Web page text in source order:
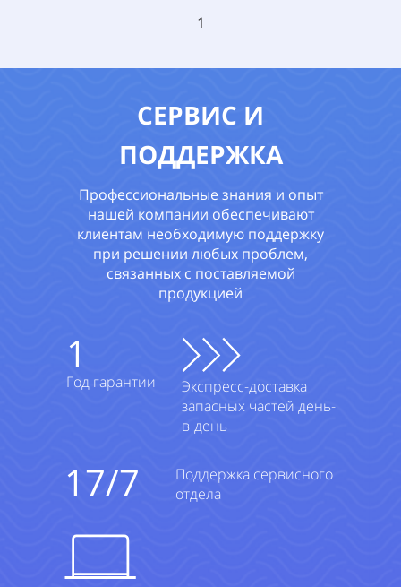
1
СЕРВИС И
ПОДДЕРЖКА
Профессиональные знания и опыт
нашей компании обеспечивают
клиентам необходимую поддержку
при решении любых проблем,
связанных с поставляемой
продукцией
Экспресс-доставка
запасных частей день-
в-день
17/7
Поддержка сервисного
отдела
1
Год гарантии